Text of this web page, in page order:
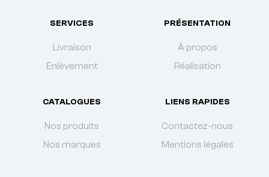
SERVICES
Livraison
Enlèvement
PRÉSENTATION
À propos
Réalisation
CATALOGUES
Nos produits
Nos marques
LIENS RAPIDES
Contactez-nous
Mentions légales